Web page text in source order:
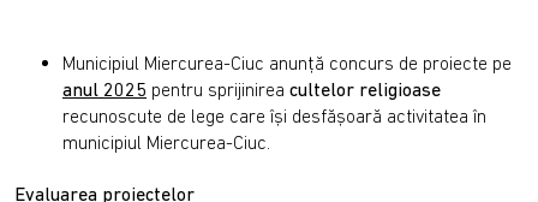
Municipiul Miercurea-Ciuc anunţă concurs de proiecte pe
anul 2025 pentru sprijinirea cultelor religioase
recunoscute de lege care îşi desfăşoară activitatea în
municipiul Miercurea-Ciuc.
Evaluarea proiectelor